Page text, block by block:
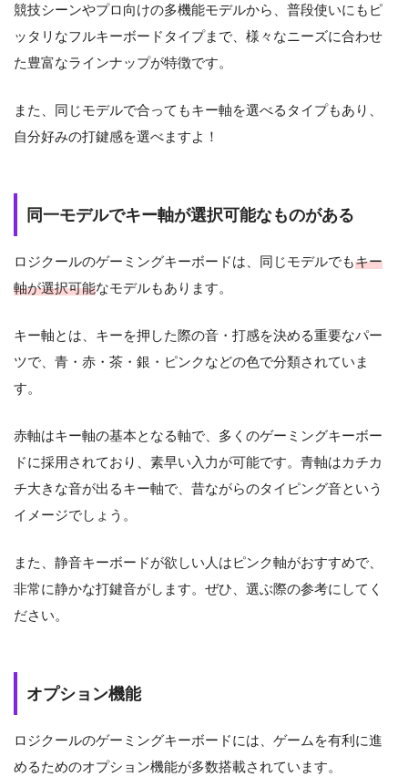
競技シーンやプロ向けの多機能モデルから、普段使いにもピ
ッタリなフルキーボードタイプまで、様々なニーズに合わせ
た豊富なラインナップが特徴です。
また、同じモデルで合ってもキー軸を選べるタイプもあり、
自分好みの打鍵感を選べますよ！
同一モデルでキー軸が選択可能なものがある
ロジクールのゲーミングキーボードは、同じモデルでもキー
軸が選択可能なモデルもあります。
キー軸とは、キーを押した際の音・打感を決める重要なパー
ツで、青・赤・茶・銀・ピンクなどの色で分類されていま
す。
赤軸はキー軸の基本となる軸で、多くのゲーミングキーボー
ドに採用されており、素早い入力が可能です。青軸はカチカ
チ大きな音が出るキー軸で、昔ながらのタイピング音という
イメージでしょう。
また、静音キーボードが欲しい人はピンク軸がおすすめで、
非常に静かな打鍵音がします。ぜひ、選ぶ際の参考にしてく
ださい。
オプション機能
ロジクールのゲーミングキーボードには、ゲームを有利に進
めるためのオプション機能が多数搭載されています。